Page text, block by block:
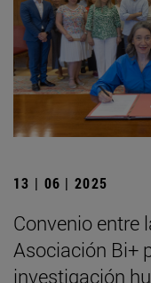
13 | 06 | 2025
Convenio entre
Asociación Bi+
investigación